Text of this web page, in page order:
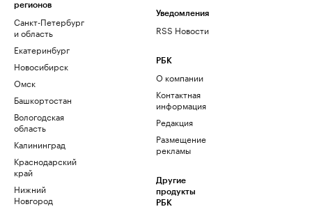
регионов
Санкт-Петербург
и область
Екатеринбург
Новосибирск
Омск
Башкортостан
Вологодская
область
Калининград
Краснодарский
край
Нижний
Новгород
Уведомления
RSS Новости
РБК
О компании
Контактная
информация
Редакция
Размещение
рекламы
Другие
продукты
РБК